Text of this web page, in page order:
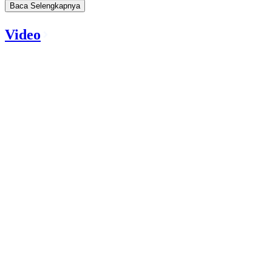
Baca Selengkapnya
Video